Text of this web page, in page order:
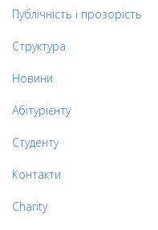
Публічність і прозорість
Структура
Новини
Абітурієнту
Студенту
Контакти
Charity